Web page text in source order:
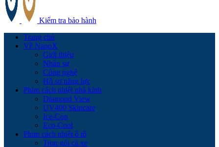
Kiểm tra bảo hành
Trang chủ
Về NanoX
Giới thiệu
Nhân sự
Công nghệ
Hồ sơ năng lực
Phim cách nhiệt nhà kính
Diamond View
UV400 Skincare
Ice-Con
Eco-Cool
Phim cách nhiệt ô tô
Trọn gói cả xe